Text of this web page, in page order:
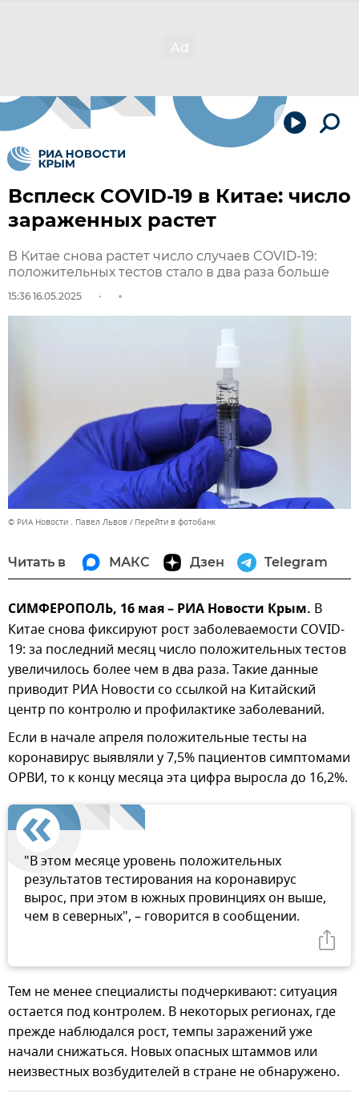
Всплеск COVID-19 в Китае: число
зараженных растет
В Китае снова растет число случаев COVID-19:
положительных тестов стало в два раза больше
15:36 16.05.2025
© РИА Новости . Павел Львов Перейти в фотобанк
Читать в МАКС Дзен Telegram
СИМФЕРОПОЛЬ, 16 мая – РИА Новости Крым. В
Китае снова фиксируют рост заболеваемости COVID-
19: за последний месяц число положительных тестов
увеличилось более чем в два раза. Такие данные
приводит РИА Новости со ссылкой на Китайский
центр по контролю и профилактике заболеваний.
Если в начале апреля положительные тесты на
коронавирус выявляли у 7,5% пациентов симптомами
ОРВИ, то к концу месяца эта цифра выросла до 16,2%.
"В этом месяце уровень положительных
результатов тестирования на коронавирус
вырос, при этом в южных провинциях он выше,
чем в северных", – говорится в сообщении.
Тем не менее специалисты подчеркивают: ситуация
остается под контролем. В некоторых регионах, где
прежде наблюдался рост, темпы заражений уже
начали снижаться. Новых опасных штаммов или
неизвестных возбудителей в стране не обнаружено.